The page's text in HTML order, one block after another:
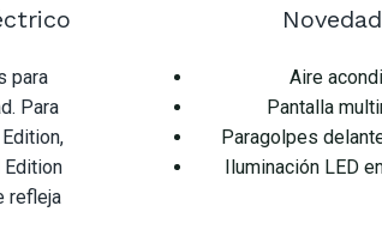
para
Para
Edition
refleja
Aire
Pantalla
Paragolpes
Iluminación LED